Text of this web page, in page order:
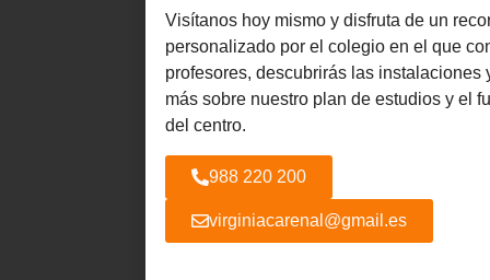
Visítanos hoy mismo y disfruta de un
personalizado por el colegio en el que
profesores, descubrirás las instalaciones
más sobre nuestro plan de estudios y el
del centro.
988 220 200
virginiacarenal@gmail.es